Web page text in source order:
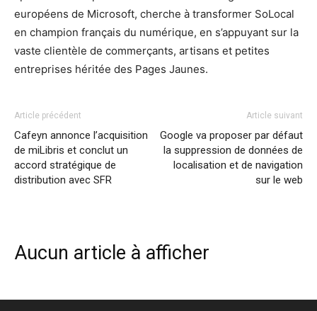
européens de Microsoft, cherche à transformer SoLocal
en champion français du numérique, en s’appuyant sur la
vaste clientèle de commerçants, artisans et petites
entreprises héritée des Pages Jaunes.
Article précédent
Cafeyn annonce l’acquisition
de miLibris et conclut un
accord stratégique de
distribution avec SFR
Article suivant
Google va proposer par défaut
la suppression de données de
localisation et de navigation
sur le web
Aucun article à afficher